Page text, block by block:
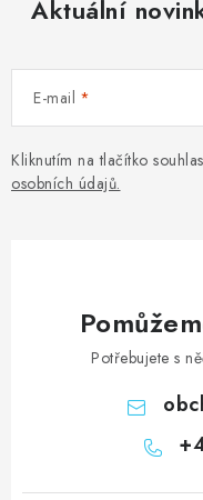
Aktuální
E-mail
Kliknutím na tlačítko
osobních údajů.
Potřebujete s